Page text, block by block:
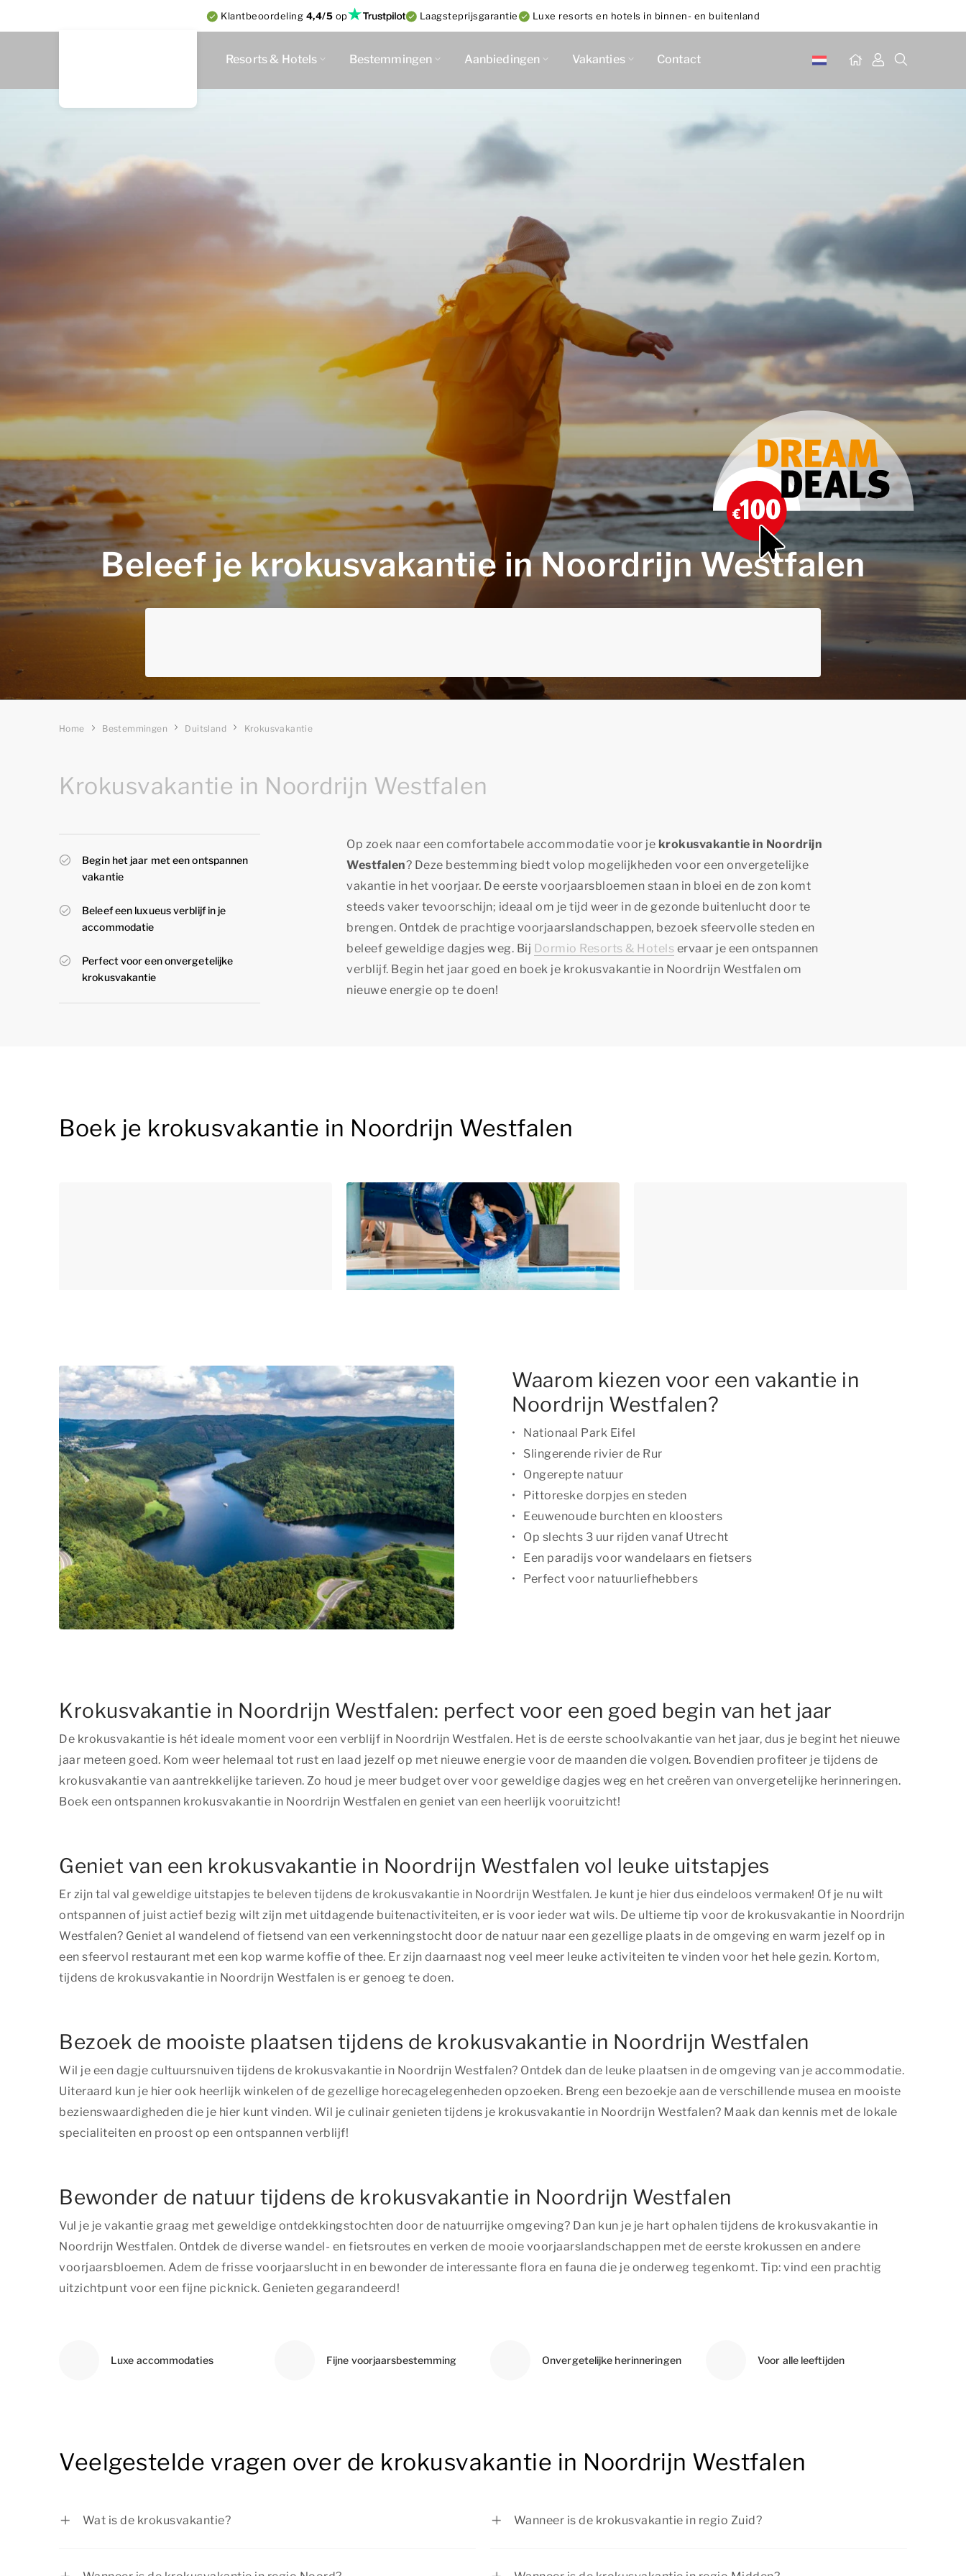
Klantbeoordeling 4,4/5 op Laagsteprijsgarantie Luxe resorts en hotels in binnen- en buitenland
Resorts & Hotels Bestemmingen Aanbiedingen Vakanties Contact
Beleef je krokusvakantie in Noordrijn Westfalen
Home Bestemmingen Duitsland Krokusvakantie
Krokusvakantie in Noordrijn Westfalen
Begin het jaar met een ontspannen
vakantie
Beleef een luxueus verblijf in je
accommodatie
Perfect voor een onvergetelijke
krokusvakantie
Op zoek naar een comfortabele accommodatie voor je krokusvakantie in Noordrijn
Westfalen? Deze bestemming biedt volop mogelijkheden voor een onvergetelijke
vakantie in het voorjaar. De eerste voorjaarsbloemen staan in bloei en de zon komt
steeds vaker tevoorschijn; ideaal om je tijd weer in de gezonde buitenlucht door te
brengen. Ontdek de prachtige voorjaarslandschappen, bezoek sfeervolle steden en
beleef geweldige dagjes weg. Bij Dormio Resorts & Hotels ervaar je een ontspannen
verblijf. Begin het jaar goed en boek je krokusvakantie in Noordrijn Westfalen om
nieuwe energie op te doen!
Boek je krokusvakantie in Noordrijn Westfalen
Waarom kiezen voor een vakantie in
Noordrijn Westfalen?
Nationaal Park Eifel
Slingerende rivier de Rur
Ongerepte natuur
Pittoreske dorpjes en steden
Eeuwenoude burchten en kloosters
Op slechts 3 uur rijden vanaf Utrecht
Een paradijs voor wandelaars en fietsers
Perfect voor natuurliefhebbers
Krokusvakantie in Noordrijn Westfalen: perfect voor een goed begin van het jaar
De krokusvakantie is hét ideale moment voor een verblijf in Noordrijn Westfalen. Het is de eerste schoolvakantie van het jaar, dus je begint het nieuwe
jaar meteen goed. Kom weer helemaal tot rust en laad jezelf op met nieuwe energie voor de maanden die volgen. Bovendien profiteer je tijdens de
krokusvakantie van aantrekkelijke tarieven. Zo houd je meer budget over voor geweldige dagjes weg en het creëren van onvergetelijke herinneringen.
Boek een ontspannen krokusvakantie in Noordrijn Westfalen en geniet van een heerlijk vooruitzicht!
Geniet van een krokusvakantie in Noordrijn Westfalen vol leuke uitstapjes
Er zijn tal val geweldige uitstapjes te beleven tijdens de krokusvakantie in Noordrijn Westfalen. Je kunt je hier dus eindeloos vermaken! Of je nu wilt
ontspannen of juist actief bezig wilt zijn met uitdagende buitenactiviteiten, er is voor ieder wat wils. De ultieme tip voor de krokusvakantie in Noordrijn
Westfalen? Geniet al wandelend of fietsend van een verkenningstocht door de natuur naar een gezellige plaats in de omgeving en warm jezelf op in
een sfeervol restaurant met een kop warme koffie of thee. Er zijn daarnaast nog veel meer leuke activiteiten te vinden voor het hele gezin. Kortom,
tijdens de krokusvakantie in Noordrijn Westfalen is er genoeg te doen.
Bezoek de mooiste plaatsen tijdens de krokusvakantie in Noordrijn Westfalen
Wil je een dagje cultuursnuiven tijdens de krokusvakantie in Noordrijn Westfalen? Ontdek dan de leuke plaatsen in de omgeving van je accommodatie.
Uiteraard kun je hier ook heerlijk winkelen of de gezellige horecagelegenheden opzoeken. Breng een bezoekje aan de verschillende musea en mooiste
bezienswaardigheden die je hier kunt vinden. Wil je culinair genieten tijdens je krokusvakantie in Noordrijn Westfalen? Maak dan kennis met de lokale
specialiteiten en proost op een ontspannen verblijf!
Bewonder de natuur tijdens de krokusvakantie in Noordrijn Westfalen
Vul je je vakantie graag met geweldige ontdekkingstochten door de natuurrijke omgeving? Dan kun je je hart ophalen tijdens de krokusvakantie in
Noordrijn Westfalen. Ontdek de diverse wandel- en fietsroutes en verken de mooie voorjaarslandschappen met de eerste krokussen en andere
voorjaarsbloemen. Adem de frisse voorjaarslucht in en bewonder de interessante flora en fauna die je onderweg tegenkomt. Tip: vind een prachtig
uitzichtpunt voor een fijne picknick. Genieten gegarandeerd!
Luxe accommodaties Fijne voorjaarsbestemming Onvergetelijke herinneringen Voor alle leeftijden
Veelgestelde vragen over de krokusvakantie in Noordrijn Westfalen
Wat is de krokusvakantie?
Wanneer is de krokusvakantie in regio Zuid?